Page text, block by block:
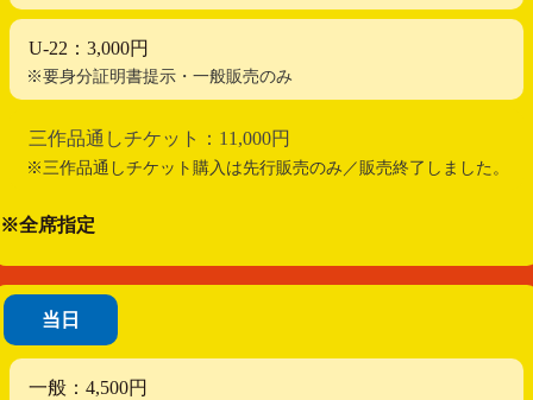
U-22：3,000円
※要身分証明書提示・一般販売のみ
三作品通しチケット：11,000円
※三作品通しチケット購入は先行販売のみ／販売終了しました。
※全席指定
当日
一般：4,500円